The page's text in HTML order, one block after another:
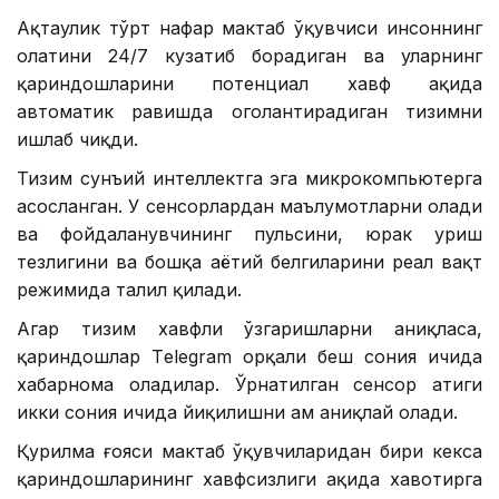
Ақтаулик тўрт нафар мактаб ўқувчиси инсоннинг
ҳолатини 24/7 кузатиб борадиган ва уларнинг
қариндошларини потенциал хавф ҳақида
автоматик равишда огоҳлантирадиган тизимни
ишлаб чиқди.
Тизим сунъий интеллектга эга микрокомпьютерга
асосланган. У сенсорлардан маълумотларни олади
ва фойдаланувчининг пульсини, юрак уриш
тезлигини ва бошқа ҳаётий белгиларини реал вақт
режимида таҳлил қилади.
Агар тизим хавфли ўзгаришларни аниқласа,
қариндошлар Тelegram орқали беш сония ичида
хабарнома оладилар. Ўрнатилган сенсор атиги
икки сония ичида йиқилишни ҳам аниқлай олади.
Қурилма ғояси мактаб ўқувчиларидан бири кекса
қариндошларининг хавфсизлиги ҳақида хавотирга